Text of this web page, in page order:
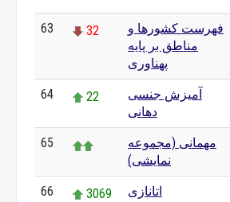
63 32
فهرست کشورها و
مناطق بر پایه
پهناوری
64 22
آمیزش جنسی
دهانی
65
مهمانی (مجموعه
نمایشی)
66 3069 اتانازی